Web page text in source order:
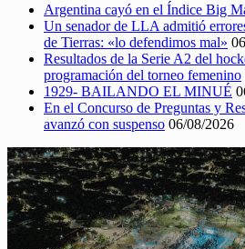
Argentina cayó en el Índice Big
Un senador de LLA admitió
de Tierras: «lo defendimos mal»
Resultados de la Serie A2 del
programación del torneo femenino
1929- BAILANDO EL MINUÉ
En el Concurso de Preguntas y
avanzó con suspenso 06/08/2026